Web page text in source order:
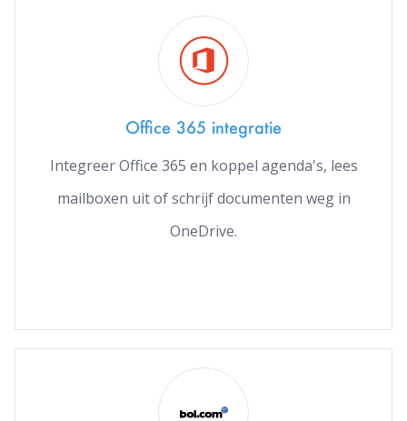
Office 365 integratie
Integreer Office 365 en koppel agenda's, lees
mailboxen uit of schrijf documenten weg in
OneDrive.